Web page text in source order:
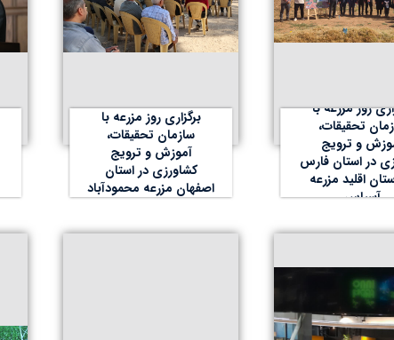
روز مزرعه با
تحقیقات،
و ترویج
در استان فارس
اقلید مزرعه
آسپاس
برگزاری روز مزرعه با
سازمان تحقیقات،
آموزش و ترویج
کشاورزی در استان
اصفهان مزرعه محمودآباد